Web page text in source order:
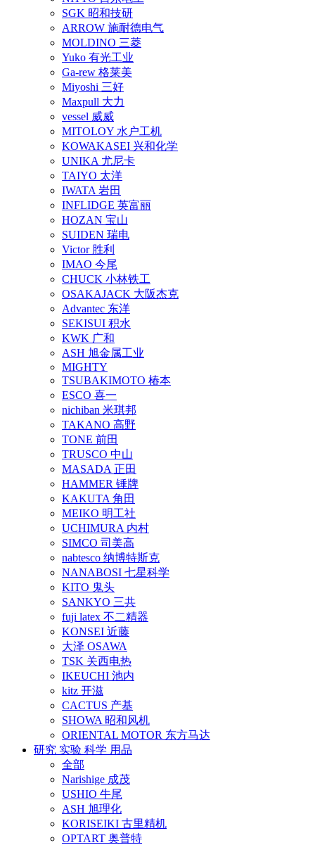
SGK 昭和技研
ARROW 施耐德电气
MOLDINO 三菱
Yuko 有光工业
Ga-rew 格莱美
Miyoshi 三好
Maxpull 大力
vessel 威威
MITOLOY 水户工机
KOWAKASEI 兴和化学
UNIKA 尤尼卡
TAIYO 太洋
IWATA 岩田
INFLIDGE 英富丽
HOZAN 宝山
SUIDEN 瑞电
Victor 胜利
IMAO 今尾
CHUCK 小林铁工
OSAKAJACK 大阪杰克
Advantec 东洋
SEKISUI 积水
KWK 广和
ASH 旭金属工业
MIGHTY
TSUBAKIMOTO 椿本
ESCO 喜一
nichiban 米琪邦
TAKANO 高野
TONE 前田
TRUSCO 中山
MASADA 正田
HAMMER 锤牌
KAKUTA 角田
MEIKO 明工社
UCHIMURA 内村
SIMCO 司美高
nabtesco 纳博特斯克
NANABOSI 七星科学
KITO 鬼头
SANKYO 三共
fuji latex 不二精器
KONSEI 近藤
大泽 OSAWA
TSK 关西电热
IKEUCHI 池内
kitz 开滋
CACTUS 产基
SHOWA 昭和风机
ORIENTAL MOTOR 东方马达
研究 实验 科学 用品
全部
Narishige 成茂
USHIO 牛尾
ASH 旭理化
KORISEIKI 古里精机
OPTART 奥普特